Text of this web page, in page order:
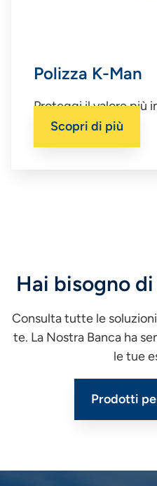
Polizza K-Man
Proteggi il valore più
impresa.
Scopri di più
Hai bisogno
Consulta tutte le
te. La Nostra Banca ha
le tue
Prodotti